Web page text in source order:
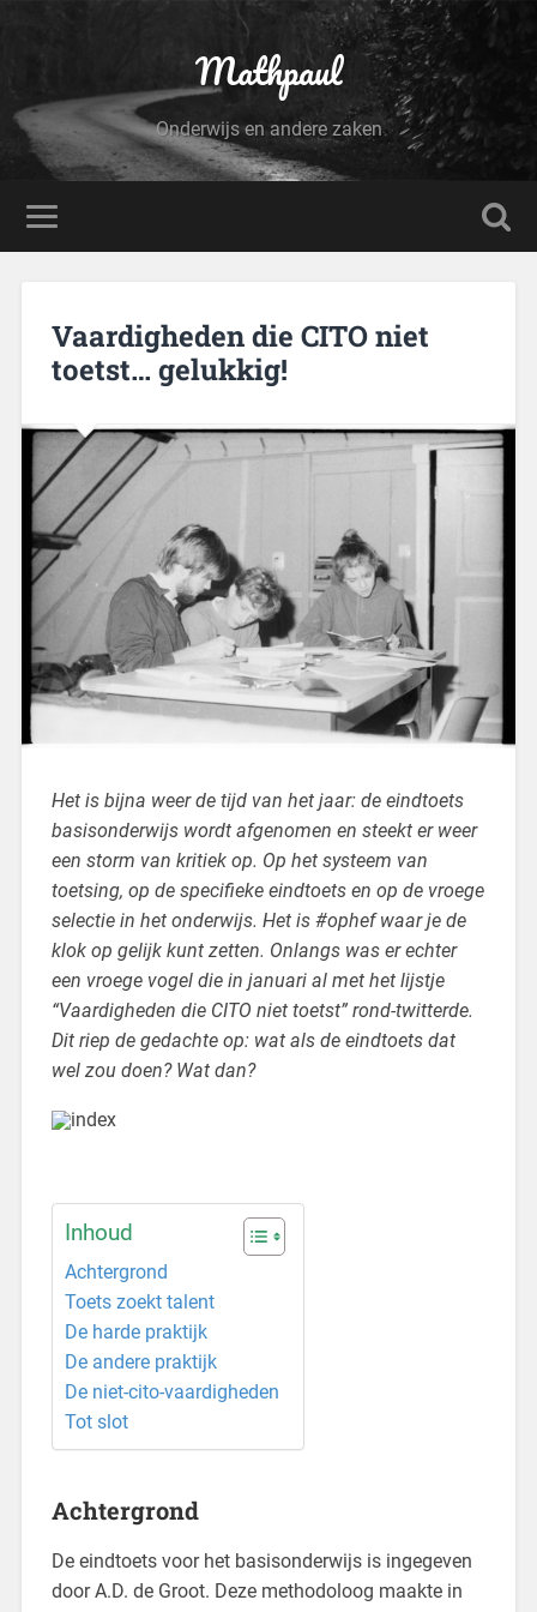
Mathpaul
Onderwijs en andere zaken
Vaardigheden die CITO niet
toetst… gelukkig!
Het is bijna weer de tijd van het jaar: de eindtoets
basisonderwijs wordt afgenomen en steekt er weer
een storm van kritiek op. Op het systeem van
toetsing, op de specifieke eindtoets en op de vroege
selectie in het onderwijs. Het is #ophef waar je de
klok op gelijk kunt zetten. Onlangs was er echter
een vroege vogel die in januari al met het lijstje
“Vaardigheden die CITO niet toetst” rond-twitterde.
Dit riep de gedachte op: wat als de eindtoets dat
wel zou doen? Wat dan?
Inhoud
Achtergrond
Toets zoekt talent
De harde praktijk
De andere praktijk
De niet-cito-vaardigheden
Tot slot
Achtergrond
De eindtoets voor het basisonderwijs is ingegeven
door A.D. de Groot. Deze methodoloog maakte in